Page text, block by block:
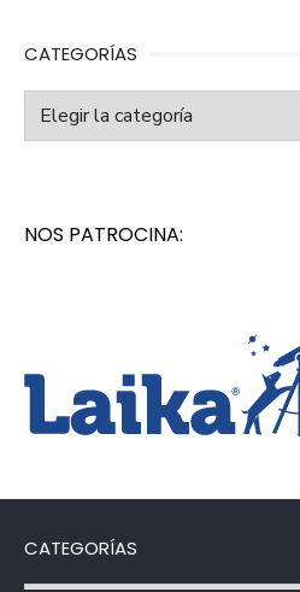
CATEGORÍAS
Categorías
NOS PATROCINA:
CATEGORÍAS